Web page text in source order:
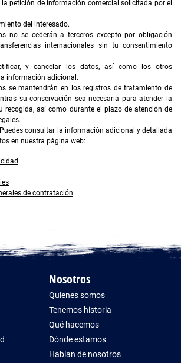
la petición de información comercial solicitada por el
del interesado.
no se cederán a terceros excepto por obligación
internacionales sin tu consentimiento
y cancelar los datos, así como los otros
información adicional.
se mantendrán en los registros de tratamiento de
su conservación sea necesaria para atender la
recogida, así como durante el plazo de atención de
Puedes consultar la información adicional y detallada
en nuestra página web:
de contratación
Nosotros
Quienes somos
Tenemos historia
Qué hacemos
Dónde estamos
Hablan de nosotros